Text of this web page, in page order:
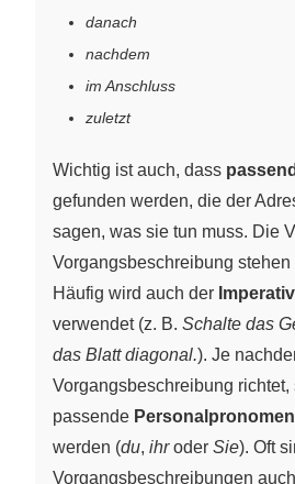
danach
nachdem
im Anschluss
zuletzt
Wichtig ist auch, dass
gefunden werden, die der
sagen, was sie tun muss. Die
Vorgangsbeschreibung stehen
Häufig wird auch der Imperativ
verwendet (z. B. Schalte das
das Blatt diagonal.). Je
Vorgangsbeschreibung richtet,
passende Personalpronomen
werden (du, ihroder Sie). Oft
Vorgangsbeschreibungen auch